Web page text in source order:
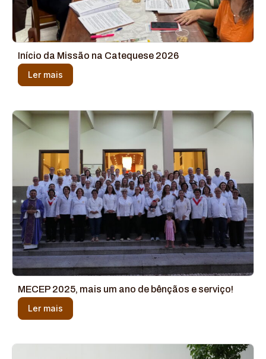
Início da Missão na Catequese 2026
Ler mais
MECEP 2025, mais um ano de bênçãos e serviço!
Ler mais